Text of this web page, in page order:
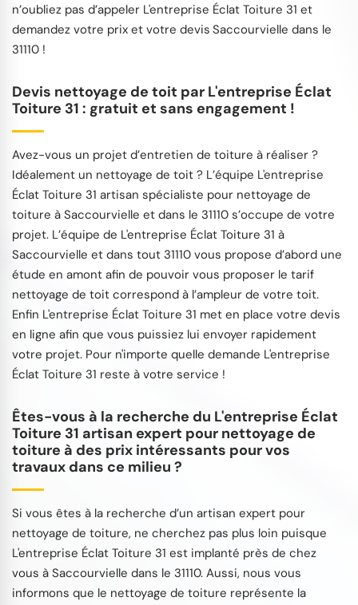
n’oubliez pas d’appeler L'entreprise Éclat Toiture 31 et
demandez votre prix et votre devis Saccourvielle dans le
31110 !
Devis nettoyage de toit par L'entreprise Éclat
Toiture 31 : gratuit et sans engagement !
Avez-vous un projet d’entretien de toiture à réaliser ?
Idéalement un nettoyage de toit ? L’équipe L'entreprise
Éclat Toiture 31 artisan spécialiste pour nettoyage de
toiture à Saccourvielle et dans le 31110 s’occupe de votre
projet. L’équipe de L'entreprise Éclat Toiture 31 à
Saccourvielle et dans tout 31110 vous propose d’abord une
étude en amont afin de pouvoir vous proposer le tarif
nettoyage de toit correspond à l’ampleur de votre toit.
Enfin L'entreprise Éclat Toiture 31 met en place votre devis
en ligne afin que vous puissiez lui envoyer rapidement
votre projet. Pour n'importe quelle demande L'entreprise
Éclat Toiture 31 reste à votre service !
Êtes-vous à la recherche du L'entreprise Éclat
Toiture 31 artisan expert pour nettoyage de
toiture à des prix intéressants pour vos
travaux dans ce milieu ?
Si vous êtes à la recherche d’un artisan expert pour
nettoyage de toiture, ne cherchez pas plus loin puisque
L'entreprise Éclat Toiture 31 est implanté près de chez
vous à Saccourvielle dans le 31110. Aussi, nous vous
informons que le nettoyage de toiture représente la